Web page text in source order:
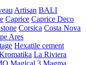
Artisan BALI
Caprice Caprice Deco
Corsica Costa Nova
Ares
Hexatile cement
La Riviera